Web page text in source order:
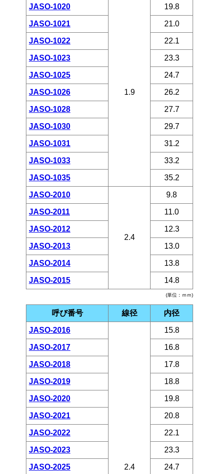
(単位：ｍｍ)
JASO-1020
1.9
19.8
JASO-1021 21.0
JASO-1022 22.1
JASO-1023 23.3
JASO-1025 24.7
JASO-1026 26.2
JASO-1028 27.7
JASO-1030 29.7
JASO-1031 31.2
JASO-1033 33.2
JASO-1035 35.2
JASO-2010
2.4
9.8
JASO-2011 11.0
JASO-2012 12.3
JASO-2013 13.0
JASO-2014 13.8
JASO-2015 14.8
呼び番号 線径 内径
JASO-2016
2.4
15.8
JASO-2017 16.8
JASO-2018 17.8
JASO-2019 18.8
JASO-2020 19.8
JASO-2021 20.8
JASO-2022 22.1
JASO-2023 23.3
JASO-2025 24.7